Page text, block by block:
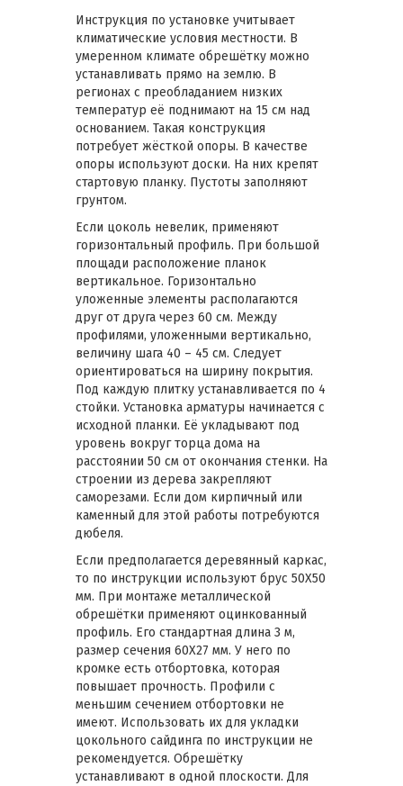
Инструкция по установке учитывает
климатические условия местности. В
умеренном климате обрешётку можно
устанавливать прямо на землю. В
регионах с преобладанием низких
температур её поднимают на 15 см над
основанием. Такая конструкция
потребует жёсткой опоры. В качестве
опоры используют доски. На них крепят
стартовую планку. Пустоты заполняют
грунтом.
Если цоколь невелик, применяют
горизонтальный профиль. При большой
площади расположение планок
вертикальное. Горизонтально
уложенные элементы располагаются
друг от друга через 60 см. Между
профилями, уложенными вертикально,
величину шага 40 – 45 см. Следует
ориентироваться на ширину покрытия.
Под каждую плитку устанавливается по 4
стойки. Установка арматуры начинается с
исходной планки. Её укладывают под
уровень вокруг торца дома на
расстоянии 50 см от окончания стенки. На
строении из дерева закрепляют
саморезами. Если дом кирпичный или
каменный для этой работы потребуются
дюбеля.
Если предполагается деревянный каркас,
то по инструкции используют брус 50X50
мм. При монтаже металлической
обрешётки применяют оцинкованный
профиль. Его стандартная длина 3 м,
размер сечения 60X27 мм. У него по
кромке есть отбортовка, которая
повышает прочность. Профили с
меньшим сечением отбортовки не
имеют. Использовать их для укладки
цокольного сайдинга по инструкции не
рекомендуется. Обрешётку
устанавливают в одной плоскости. Для